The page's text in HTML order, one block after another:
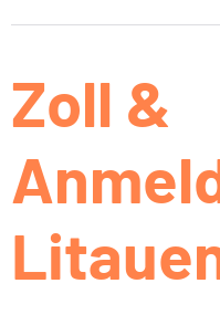
Zoll &